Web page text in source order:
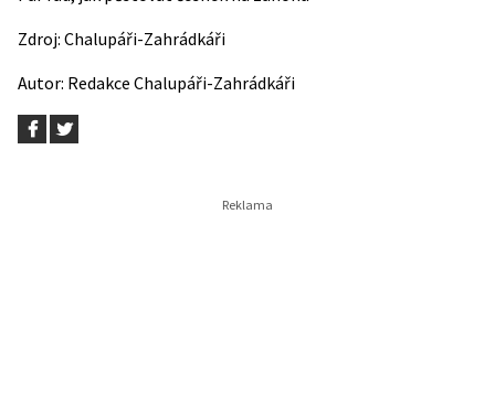
Zdroj: Chalupáři-Zahrádkáři
Autor: Redakce Chalupáři-Zahrádkáři